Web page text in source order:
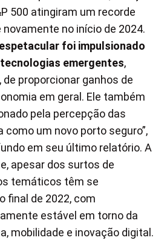
500 atingiram um recorde
no início de 2024.
foi impulsionado
emergentes,
proporcionar ganhos de
em geral. Ele também
pela percepção das
como um novo porto seguro”,
em seu último relatório. A
apesar dos surtos de
temáticos têm se
final de 2022, com
estável em torno da
mobilidade e inovação digital.